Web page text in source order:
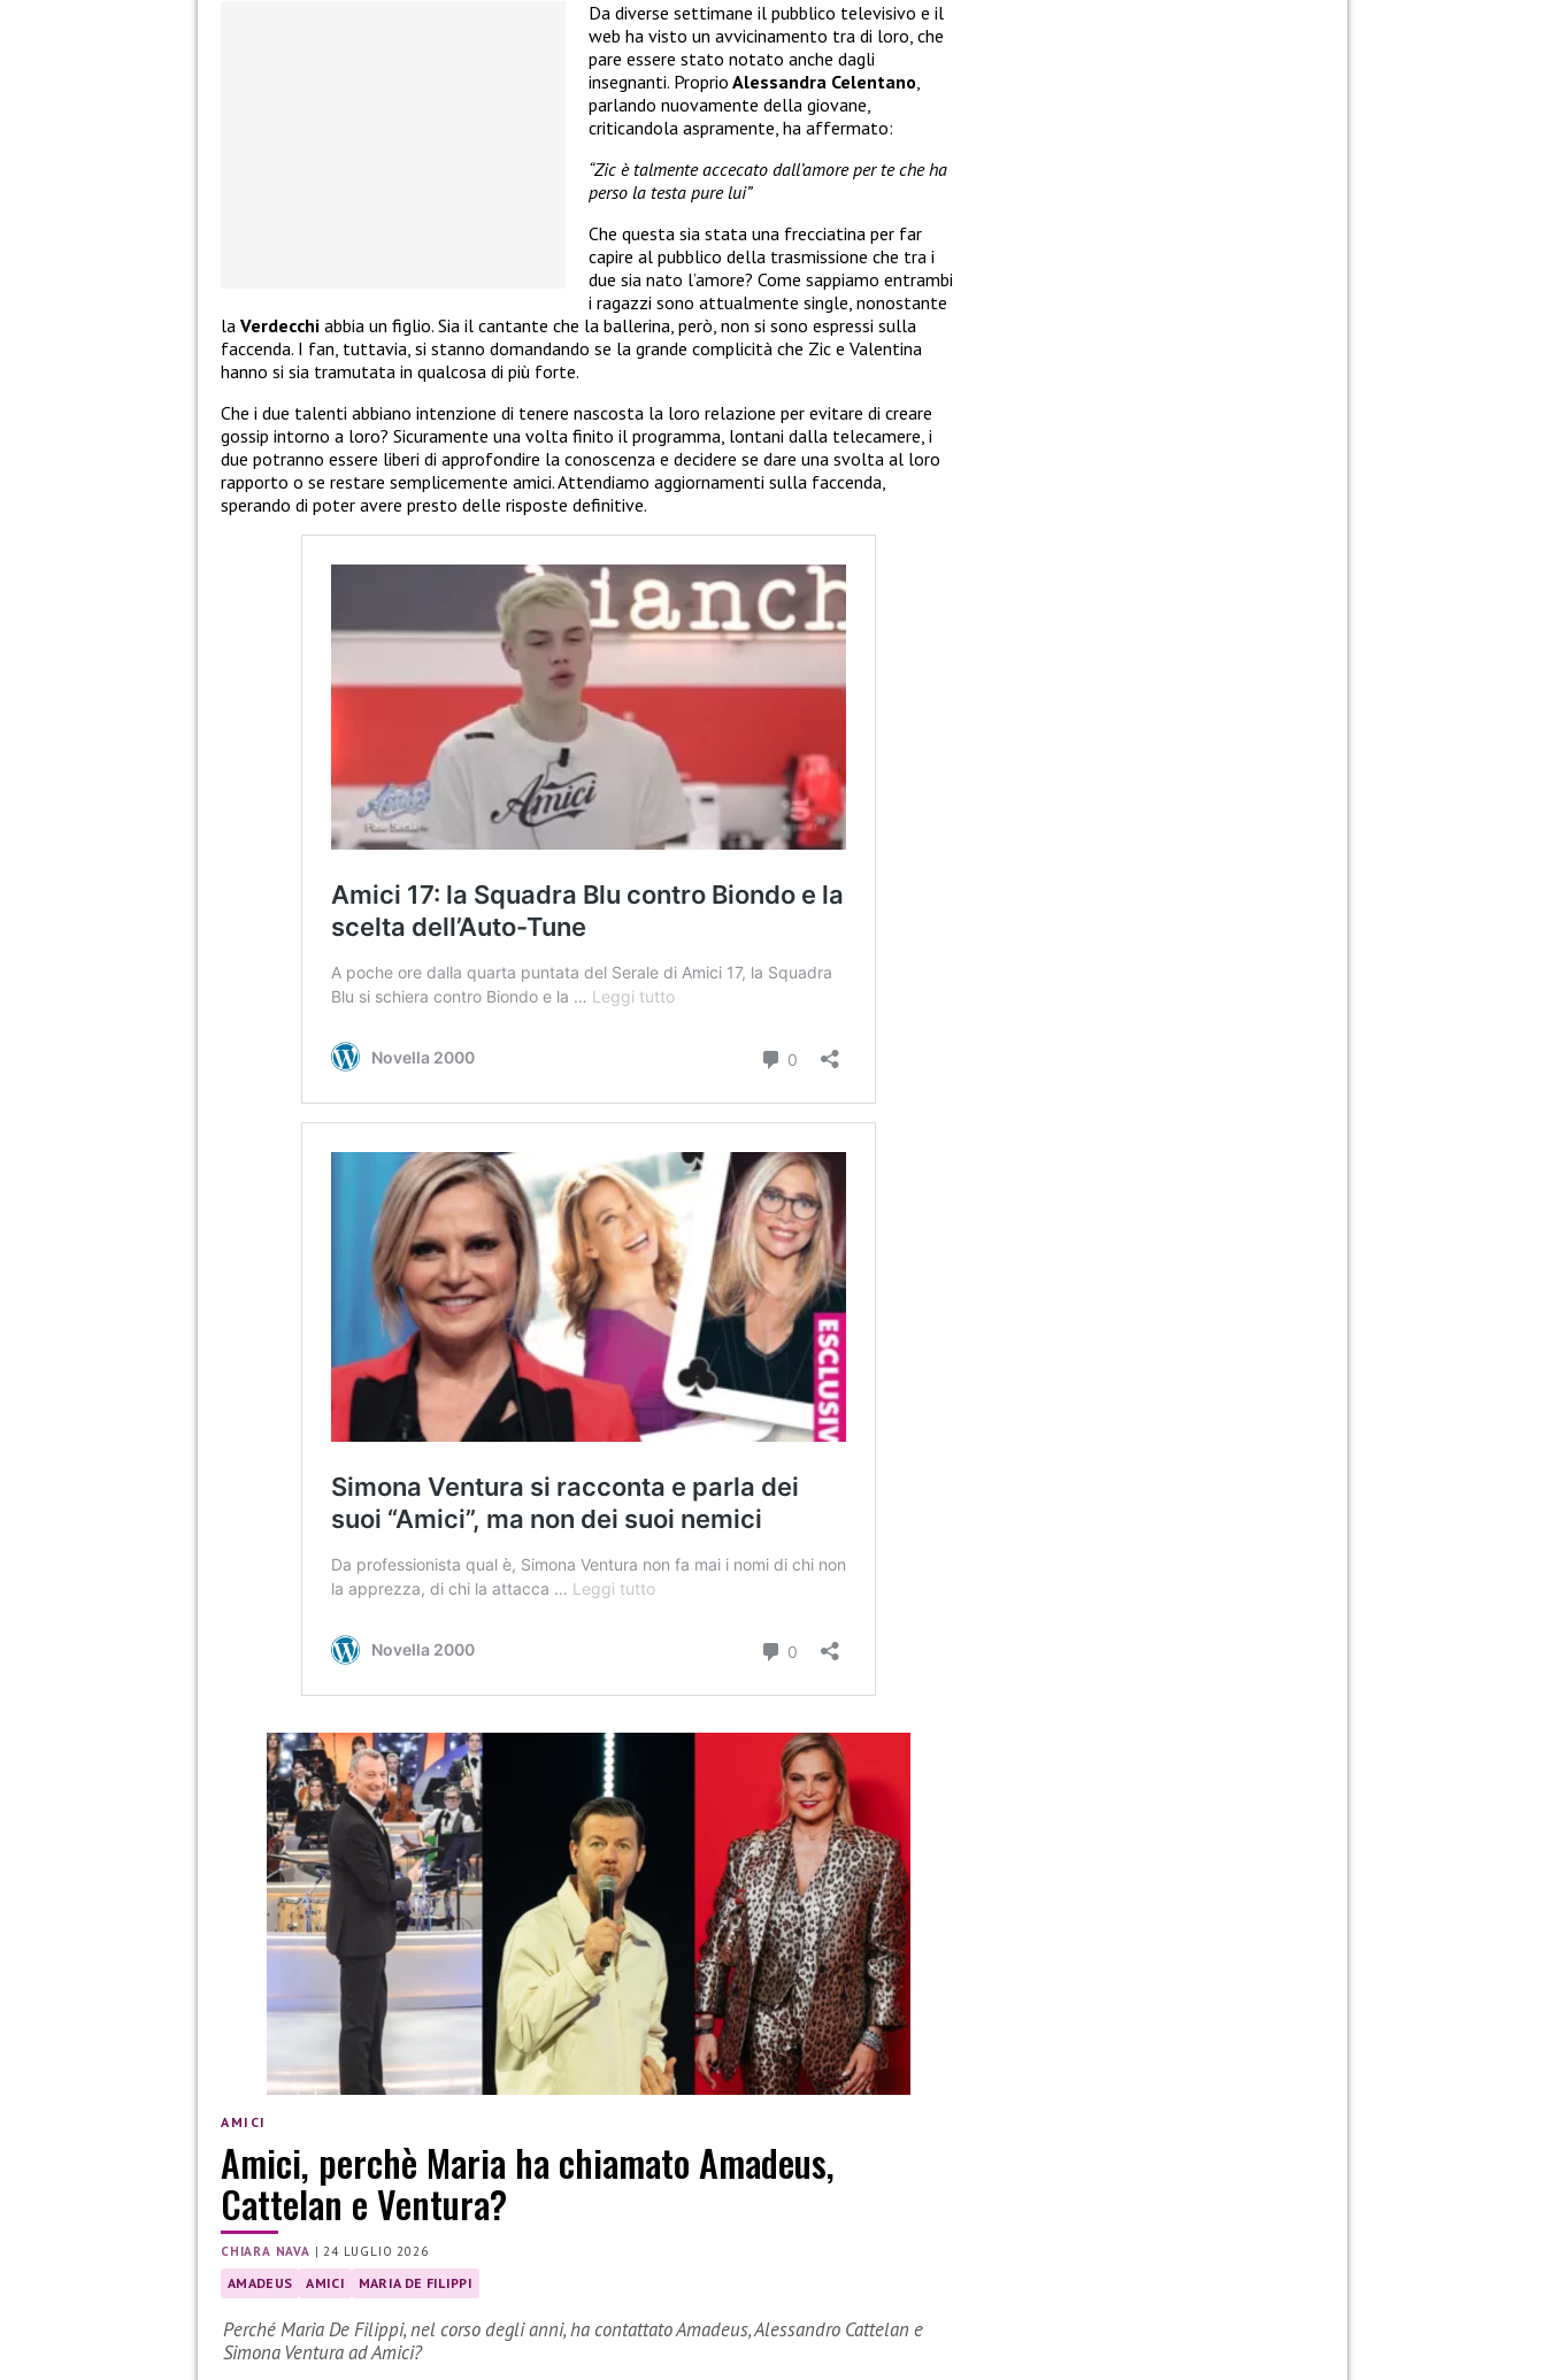
Da diverse settimane il pubblico televisivo e il
web ha visto un avvicinamento tra di loro, che
pare essere stato notato anche dagli
insegnanti. Proprio Alessandra Celentano,
parlando nuovamente della giovane,
criticandola aspramente, ha affermato:
“Zic è talmente accecato dall’amore per te che ha
perso la testa pure lui”
Che questa sia stata una frecciatina per far
capire al pubblico della trasmissione che tra i
due sia nato l’amore? Come sappiamo entrambi
i ragazzi sono attualmente single, nonostante
la Verdecchi abbia un figlio. Sia il cantante che la ballerina, però, non si sono espressi sulla
faccenda. I fan, tuttavia, si stanno domandando se la grande complicità che Zic e Valentina
hanno si sia tramutata in qualcosa di più forte.
Che i due talenti abbiano intenzione di tenere nascosta la loro relazione per evitare di creare
gossip intorno a loro? Sicuramente una volta finito il programma, lontani dalla telecamere, i
due potranno essere liberi di approfondire la conoscenza e decidere se dare una svolta al loro
rapporto o se restare semplicemente amici. Attendiamo aggiornamenti sulla faccenda,
sperando di poter avere presto delle risposte definitive.
AMICI
Amici, perchè Maria ha chiamato Amadeus,
Cattelan e Ventura?
CHIARA NAVA |24 LUGLIO 2026
AMADEUS AMICI MARIA DE FILIPPI
Perché Maria De Filippi, nel corso degli anni, ha contattato Amadeus, Alessandro Cattelan e
Simona Ventura ad Amici?